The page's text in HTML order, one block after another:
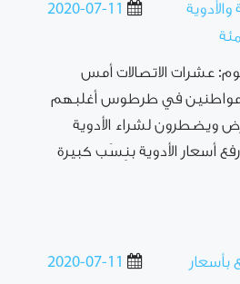
2020-07-11
عشرات الاتصالات أمس
مواطنين في طرطوس أغلبهم
ويضطرون لشراء الأدوية
أسعار الأدوية بنِسَب كبيرة
2020-07-11